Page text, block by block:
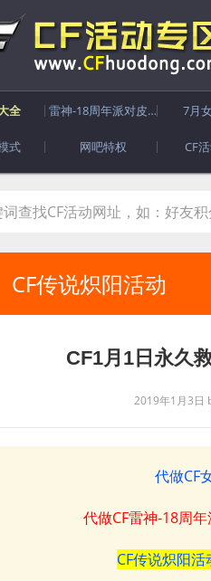
全 雷神-18周年派对皮肤 7月
式 网吧特权 CF
CF传说炽阳活动
CF1月1日永久
2019年1月3日
代做CF
代做CF雷神-18周
CF传说炽阳